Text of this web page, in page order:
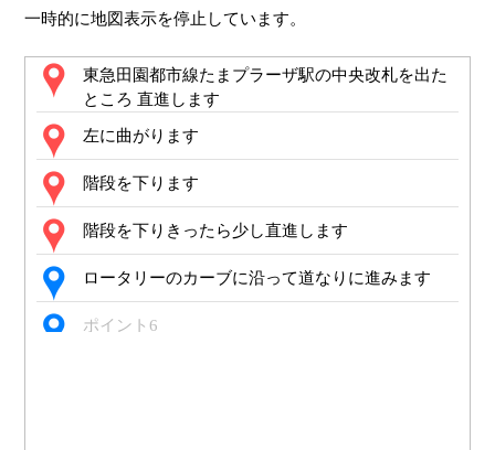
一時的に地図表示を停止しています。
東急田園都市線たまプラーザ駅の中央改札を出た
ところ 直進します
左に曲がります
階段を下ります
階段を下りきったら少し直進します
ロータリーのカーブに沿って道なりに進みます
ポイント6